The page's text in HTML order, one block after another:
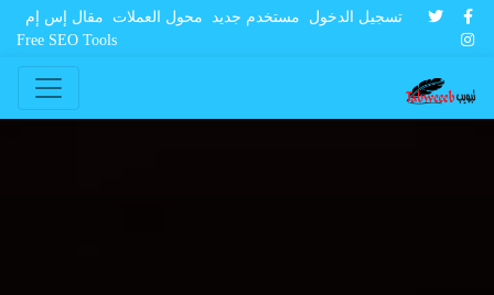
تسجيل الدخول مستخدم جديد محول العملات
مقال إس إم
Free SEO Tools